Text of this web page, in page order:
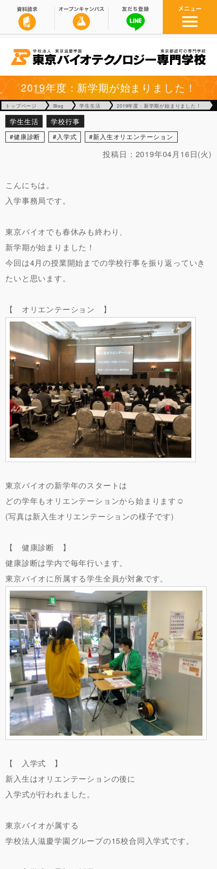
2019年度：新学期が始まりました！
トップページ Blog 学生生活 2019年度：新学期が始まりました！
学生生活 学校行事
健康診断 入学式 新入生オリエンテーション
投稿日： 2019年04月16日(火)
こんにちは。
入学事務局です。
東京バイオでも春休みも終わり、
新学期が始まりました！
今回は4月の授業開始までの学校行事を振り返っていき
たいと思います。
【 オリエンテーション 】
東京バイオの新学年のスタートは
どの学年もオリエンテーションから始まります☺
(写真は新入生オリエンテーションの様子です)
【 健康診断 】
健康診断は学内で毎年行います。
東京バイオに所属する学生全員が対象です。
【 入学式 】
新入生はオリエンテーションの後に
入学式が行われました。
東京バイオが属する
学校法人滋慶学園グループの15校合同入学式です。